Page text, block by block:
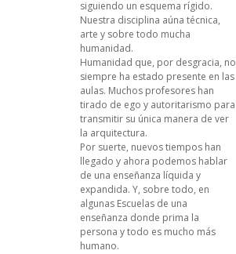
siguiendo un esquema rígido.
Nuestra disciplina aúna técnica,
arte y sobre todo mucha
humanidad.
Humanidad que, por desgracia, no
siempre ha estado presente en las
aulas. Muchos profesores han
tirado de ego y autoritarismo para
transmitir su única manera de ver
la arquitectura.
Por suerte, nuevos tiempos han
llegado y ahora podemos hablar
de una enseñanza líquida y
expandida. Y, sobre todo, en
algunas Escuelas de una
enseñanza donde prima la
persona y todo es mucho más
humano.